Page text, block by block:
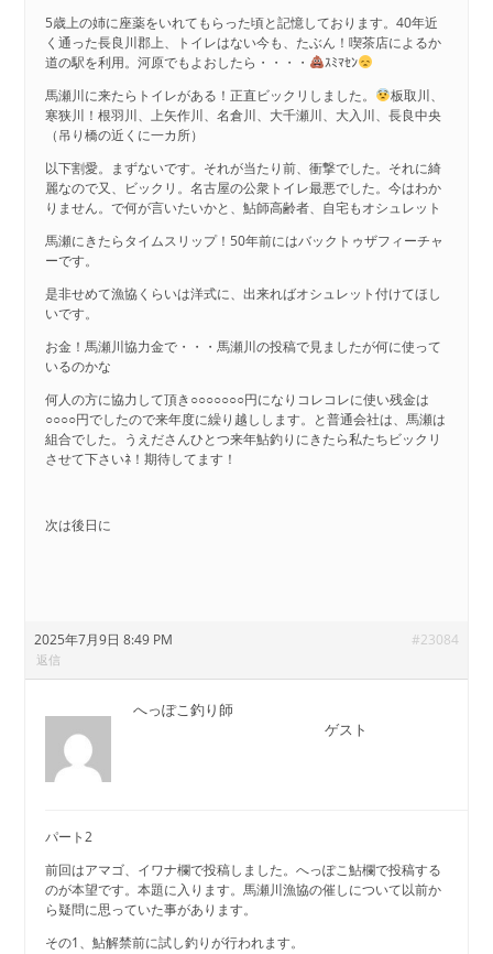
5歳上の姉に座薬をいれてもらった頃と記憶しております。40年近
く通った長良川郡上、トイレはない今も、たぶん！喫茶店によるか
道の駅を利用。河原でもよおしたら・・・・
ｽﾐﾏｾﾝ
馬瀬川に来たらトイレがある！正直ビックリしました。
板取川、
寒狭川！根羽川、上矢作川、名倉川、大千瀬川、大入川、長良中央
（吊り橋の近くに一カ所）
以下割愛。まずないです。それが当たり前、衝撃でした。それに綺
麗なので又、ビックリ。名古屋の公衆トイレ最悪でした。今はわか
りません。で何が言いたいかと、鮎師高齢者、自宅もオシュレット
馬瀬にきたらタイムスリップ！50年前にはバックトゥザフィーチャ
ーです。
是非せめて漁協くらいは洋式に、出来ればオシュレット付けてほし
いです。
お金！馬瀬川協力金で・・・馬瀬川の投稿で見ましたが何に使って
いるのかな
何人の方に協力して頂き○○○○○○○円になりコレコレに使い残金は
○○○○円でしたので来年度に繰り越しします。と普通会社は、馬瀬は
組合でした。うえださんひとつ来年鮎釣りにきたら私たちビックリ
させて下さいﾈ！期待してます！
次は後日に
2025年7月9日 8:49 PM #23084
返信
へっぽこ釣り師
ゲスト
パート2
前回はアマゴ、イワナ欄で投稿しました。へっぽこ鮎欄で投稿する
のが本望です。本題に入ります。馬瀬川漁協の催しについて以前か
ら疑問に思っていた事があります。
その1、鮎解禁前に試し釣りが行われます。